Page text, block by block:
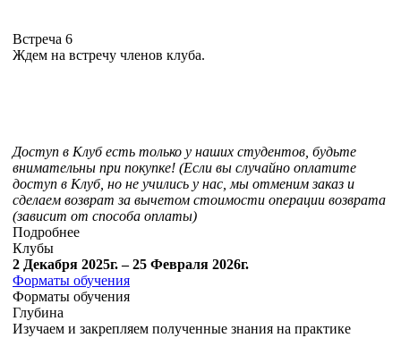
Встреча 6
Ждем на встречу членов клуба.
Доступ в Клуб есть только у наших студентов, будьте
внимательны при покупке! (Если вы случайно оплатите
доступ в Клуб, но не учились у нас, мы отменим заказ и
сделаем возврат за вычетом стоимости операции возврата
(зависит от способа оплаты)
Подробнее
Клубы
2 Декабря 2025г. – 25 Февраля 2026г.
Форматы обучения
Форматы обучения
Глубина
Изучаем и закрепляем полученные знания на практике